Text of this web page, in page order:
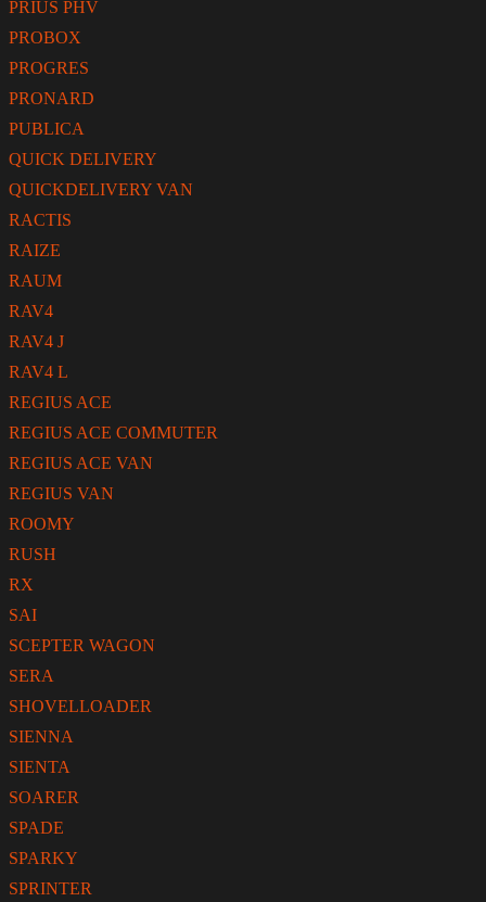
PRIUS PHV
PROBOX
PROGRES
PRONARD
PUBLICA
QUICK DELIVERY
QUICKDELIVERY VAN
RACTIS
RAIZE
RAUM
RAV4
RAV4 J
RAV4 L
REGIUS ACE
REGIUS ACE COMMUTER
REGIUS ACE VAN
REGIUS VAN
ROOMY
RUSH
RX
SAI
SCEPTER WAGON
SERA
SHOVELLOADER
SIENNA
SIENTA
SOARER
SPADE
SPARKY
SPRINTER